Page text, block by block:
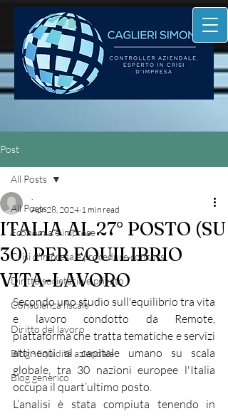
Post
All Posts
Economia e imprese
Crisi d'impresa e procedure concors
Diritto societario e privato
Consulenza fiscale
Diritto del lavoro
Blog - liquidità aziendale
Blog generico
All Posts
ITALIA AL 27° POSTO (SU
30) PER EQUILIBRIO
VITA-LAVORO
.
Apr 28, 2024 1 min read
Secondo uno studio sull'equilibrio tra vita
e lavoro condotto da Remote,
piattaforma che tratta tematiche e servizi
attinenti al capitale umano su scala
globale, tra 30 nazioni europee l'Italia
occupa il quart’ultimo posto.
L’analisi è stata compiuta tenendo in